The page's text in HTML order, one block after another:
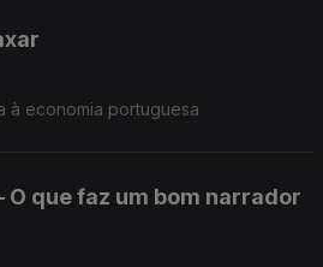
à economia portuguesa
O que faz um bom narrador